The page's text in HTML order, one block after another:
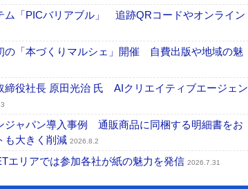
ム「PICバリアブル」 追跡QRコードやオンライン
の「本づくりマルシェ」開催 自費出版や地域の魅
締役社長 原田光治 氏 AIクリエイティブエージェン
ジャパン導入事例 通販商品に同梱する明細書をお
も大きく削減 2026.8.2
エリアでは参加各社が紙の魅力を発信 2026.7.31